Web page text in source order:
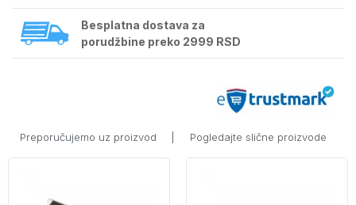
Besplatna dostava za
porudžbine preko 2999 RSD
Preporučujemo uz proizvod Pogledajte slične proizvode